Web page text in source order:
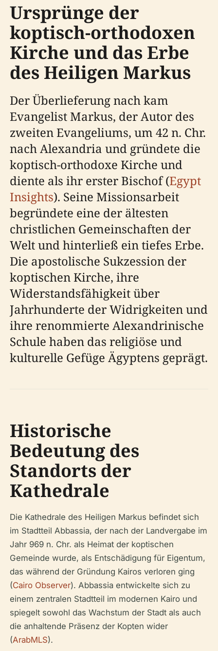
Ursprünge der
koptisch-orthodoxen
Kirche und das Erbe
des Heiligen Markus
Der Überlieferung nach kam
Evangelist Markus, der Autor des
zweiten Evangeliums, um 42 n. Chr.
nach Alexandria und gründete die
koptisch-orthodoxe Kirche und
diente als ihr erster Bischof (Egypt
Insights). Seine Missionsarbeit
begründete eine der ältesten
christlichen Gemeinschaften der
Welt und hinterließ ein tiefes Erbe.
Die apostolische Sukzession der
koptischen Kirche, ihre
Widerstandsfähigkeit über
Jahrhunderte der Widrigkeiten und
ihre renommierte Alexandrinische
Schule haben das religiöse und
kulturelle Gefüge Ägyptens geprägt.
Historische
Bedeutung des
Standorts der
Kathedrale
Die Kathedrale des Heiligen Markus befindet sich
im Stadtteil Abbassia, der nach der Landvergabe im
Jahr 969 n. Chr. als Heimat der koptischen
Gemeinde wurde, als Entschädigung für Eigentum,
das während der Gründung Kairos verloren ging
(Cairo Observer). Abbassia entwickelte sich zu
einem zentralen Stadtteil im modernen Kairo und
spiegelt sowohl das Wachstum der Stadt als auch
die anhaltende Präsenz der Kopten wider
(ArabMLS).